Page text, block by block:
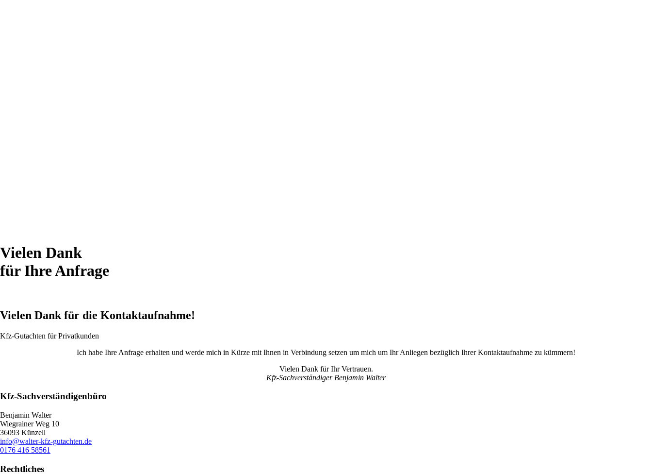
Vielen Dank
für Ihre Anfrage
Vielen Dank für die Kontaktaufnahme!
Kfz-Gutachten für Privatkunden
Ich habe Ihre Anfrage erhalten und werde mich in Kürze mit Ihnen in Verbindung setzen um mich um Ihr Anliegen bezüglich Ihrer Kontaktaufnahme zu kümmern!
Vielen Dank für Ihr Vertrauen.
Kfz-Sachverständiger Benjamin Walter
Kfz-Sachverständigenbüro
Benjamin Walter
Wiegrainer Weg 10
36093 Künzell
info@walter-kfz-gutachten.de
0176 416 58561
Rechtliches